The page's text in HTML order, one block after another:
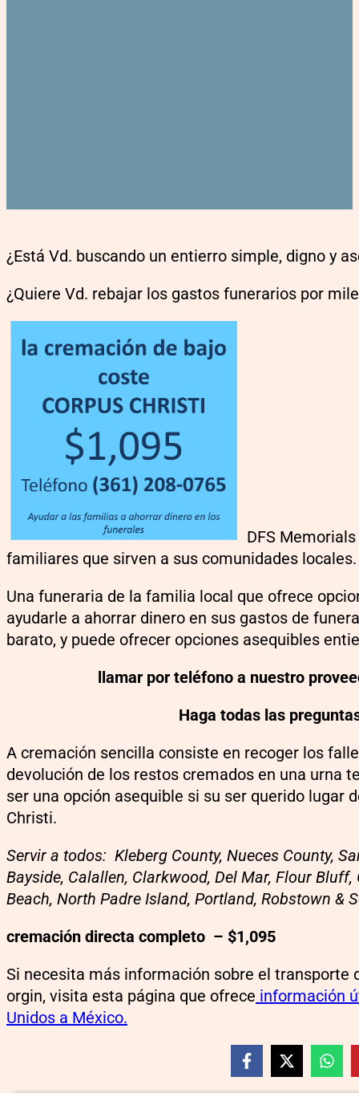
¿Está Vd. buscando un entierro simple, digno y
¿Quiere Vd. rebajar los gastos funerarios por
DFS
familiares que sirven a sus comunidades locales.
Una funeraria de la familia local que ofrece
ayudarle a ahorrar dinero en sus gastos de
barato, y puede ofrecer opciones asequibles
llamar por teléfono a nuestro
Haga todas las
A cremación sencilla consiste en recoger los
devolución de los restos cremados en una urna
ser una opción asequible si su ser querido lugar
Christi.
Servir a todos: Kleberg County, Nueces County,
Bayside, Calallen, Clarkwood, Del Mar, Flour
Beach, North Padre Island, Portland, Robstown &
cremación directa completo – $1,095
Si necesita más información sobre el transporte
orgin, visita esta página que ofrece información
Unidos a México.